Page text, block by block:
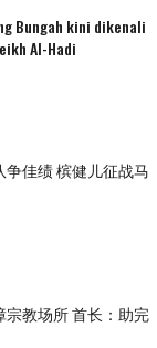
Bungah kini dikenali
Al-Hadi
佳绩 槟健儿征战马
宗教场所 首长：助完